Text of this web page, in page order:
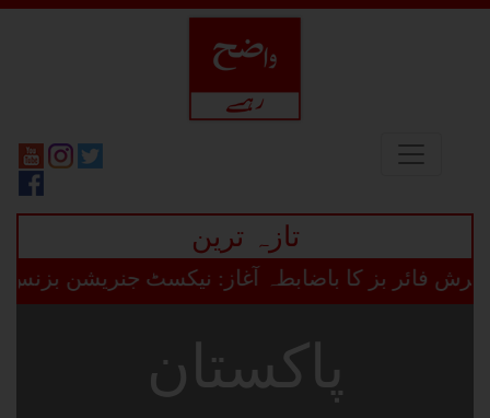
تازہ ترین
بز کا باضابطہ آغاز: نیکسٹ جنریشن بزنس
پاکستان